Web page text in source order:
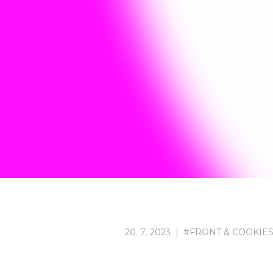
20. 7. 2023 | #FRONT & COOKIES